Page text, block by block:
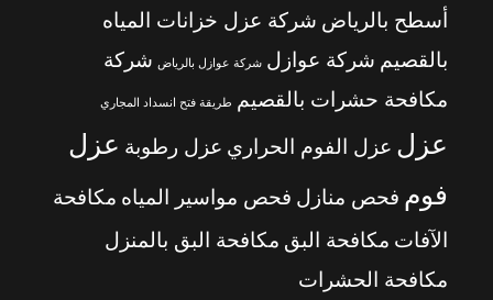
أسطح بالرياض شركة عزل خزانات المياه
بالقصيم شركة عوازل شركة عوازل بالرياض شركة
مكافحة حشرات بالقصيم
طريقة فتح انسداد المجاري
عزل عزل الفوم الحراري عزل رطوبة عزل
فوم فحص منازل فحص مواسير المياه مكافحة
الآفات مكافحة البق مكافحة البق بالمنزل
مكافحة الحشرات